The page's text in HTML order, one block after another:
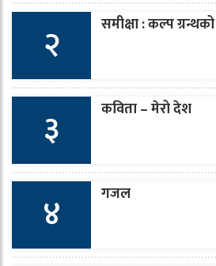
२ समीक्षा : कल्प
३ कविता – मेरो देश
४ गजल